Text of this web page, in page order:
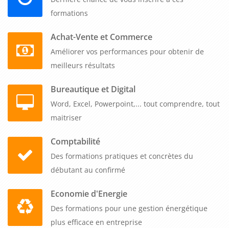
formation. Elle leur permet de maîtriser les différentes étapes
de la gestion de la formation, de développer leur expertise et
d'optimiser la politique de formation de leur entreprise. En
outre, elle contribue à l'employabilité des salariés et à la
croissance de l'entreprise.
formations
Achat-Vente et Commerce
Améliorer vos performances pour obtenir de
meilleurs résultats
Bureautique et Digital
Word, Excel, Powerpoint,... tout comprendre, tout
maitriser
Comptabilité
Des formations pratiques et concrètes du
débutant au confirmé
Economie d'Energie
Des formations pour une gestion énergétique
plus efficace en entreprise